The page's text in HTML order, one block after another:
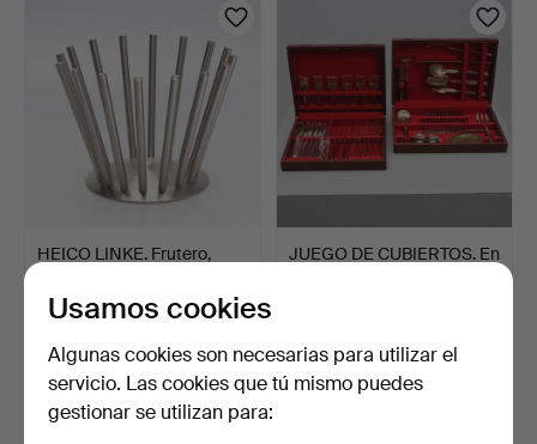
HEICO LINKE. Frutero,
6 días
53 USD
JUEGO DE CUBIERTOS. En
95 USD
Usamos cookies
Algunas cookies son necesarias para utilizar el
servicio. Las cookies que tú mismo puedes
gestionar se utilizan para: